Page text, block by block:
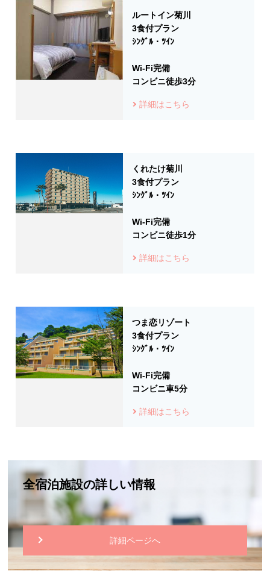
ルートイン菊川
3食付プラン
ｼﾝｸﾞﾙ・ﾂｲﾝ
Wi-Fi完備
コンビニ徒歩3分
詳細はこちら
くれたけ菊川
3食付プラン
ｼﾝｸﾞﾙ・ﾂｲﾝ
Wi-Fi完備
コンビニ徒歩1分
詳細はこちら
つま恋リゾート
3食付プラン
ｼﾝｸﾞﾙ・ﾂｲﾝ
Wi-Fi完備
コンビニ車5分
詳細はこちら
全宿泊施設の詳しい情報
詳細ページへ